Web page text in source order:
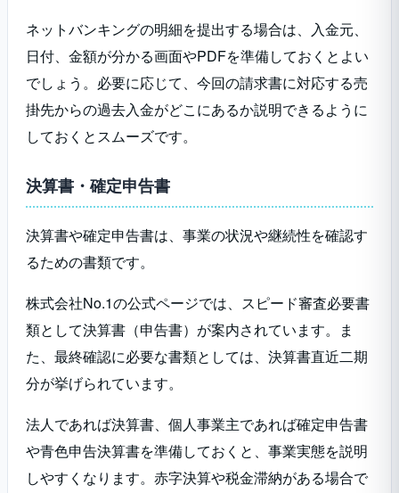
ネットバンキングの明細を提出する場合は、入金元、
日付、金額が分かる画面やPDFを準備しておくとよい
でしょう。必要に応じて、今回の請求書に対応する売
掛先からの過去入金がどこにあるか説明できるように
しておくとスムーズです。
決算書・確定申告書
決算書や確定申告書は、事業の状況や継続性を確認す
るための書類です。
株式会社No.1の公式ページでは、スピード審査必要書
類として決算書（申告書）が案内されています。ま
た、最終確認に必要な書類としては、決算書直近二期
分が挙げられています。
法人であれば決算書、個人事業主であれば確定申告書
や青色申告決算書を準備しておくと、事業実態を説明
しやすくなります。赤字決算や税金滞納がある場合で